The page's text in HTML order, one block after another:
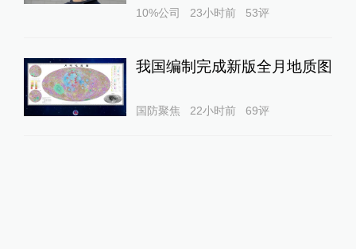
10%公司 23小时前 53评
我国编制完成新版全月地质图
国防聚焦 22小时前 69评